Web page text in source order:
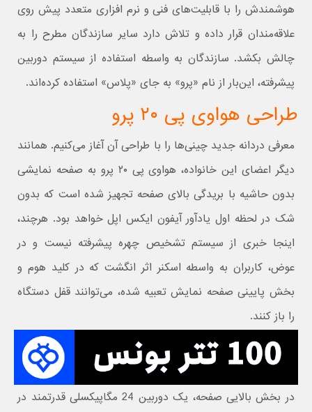
هوشمندش را با قابلیت‌های فنی و نرم افزاری متعدد پیش روی
علاقه‌مندان قرار داده و تلاش دارد سایر سازندگان مطرح را به
چالش بکشد. سازندگان به واسطه استفاده از سیستم دوربین
پیشرفته، این‌بار از نام «پرو» به جای «پلاس» استفاده کرده‌اند.
طراحی هواوی پی ۲۰ پرو
معرفی دردانه جدید چینی‌ها را با طراحی آن آغاز می‌کنیم. همانند
دیگر اعضای این خانواده، هواوی پی ۲۰ پرو به صفحه نمایشی
بدون حاشیه با بریدگی بالای صفحه تجهیز شده است که بدون
شک در لحظه اول یادآور آیفون ایکس اپل خواهد بود. هرچند،
اینجا خبری از سیستم تشخیص چهره پیشرفته نیست و در
عوض، کاربران به واسطه اسکنر اثر انگشت که در کلید هوم و
بخش پایینی صفحه نمایش تعبیه شده، می‌توانند قفل دستگاه
را باز کنند.
در بخش بالایی صفحه، یک دوربین 24 مگاپیکسلی قدرتمند در